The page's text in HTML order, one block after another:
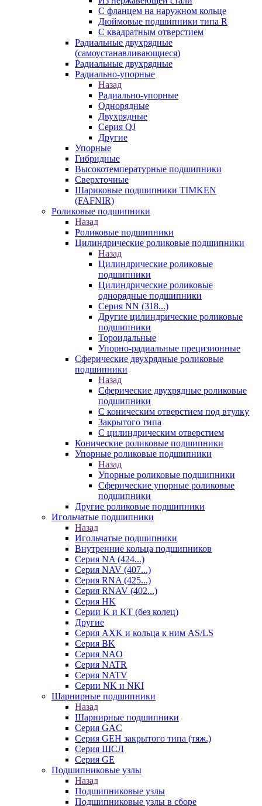
С фланцем на наружном кольце
Дюймовые подшипники типа R
С квадратным отверстием
Радиальные двухрядные
(самоустанавливающиеся)
Радиальные двухрядные
Радиально-упорные
Назад
Радиально-упорные
Однорядные
Двухрядные
Серия QJ
Другие
Упорные
Гибридные
Высокотемпературные подшипники
Сверхточные
Шариковые подшипники TIMKEN
(FAFNIR)
Роликовые подшипники
Назад
Роликовые подшипники
Цилиндрические роликовые подшипники
Назад
Цилиндрические роликовые
подшипники
Цилиндрические роликовые
однорядные подшипники
Серия NN (318...)
Другие цилиндрические роликовые
подшипники
Тороидальные
Упорно-радиальные прецизионные
Сферические двухрядные роликовые
подшипники
Назад
Сферические двухрядные роликовые
подшипники
С коническим отверстием под втулку
Закрытого типа
С цилиндрическим отверстием
Конические роликовые подшипники
Упорные роликовые подшипники
Назад
Упорные роликовые подшипники
Сферические упорные роликовые
подшипники
Другие роликовые подшипники
Игольчатые подшипники
Назад
Игольчатые подшипники
Внутренние кольца подшипников
Серия NA (424...)
Серия NAV (407...)
Серия RNA (425...)
Серия RNAV (402...)
Серия HK
Серии K и KT (без колец)
Другие
Серия AXK и кольца к ним AS/LS
Серия BK
Серия NAO
Серия NATR
Серия NATV
Серии NK и NKI
Шарнирные подшипники
Назад
Шарнирные подшипники
Серия GAC
Серия GEH закрытого типа (тяж.)
Серия ШСЛ
Серия GE
Подшипниковые узлы
Назад
Подшипниковые узлы
Подшипниковые узлы в сборе